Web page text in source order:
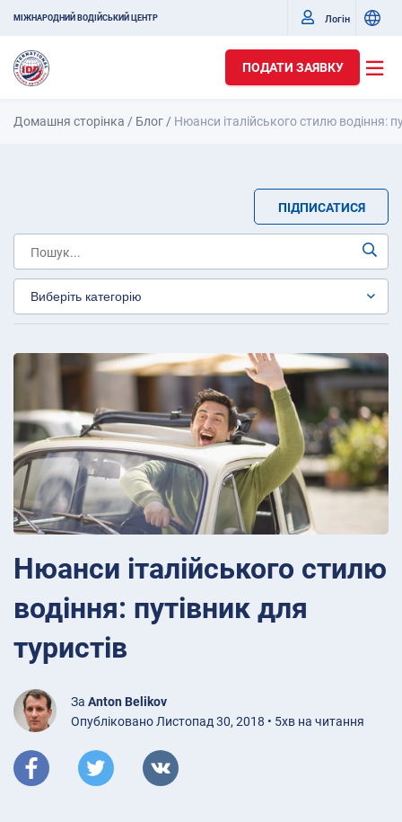
МІЖНАРОДНИЙ ВОДІЙСЬКИЙ ЦЕНТР Логін
ПОДАТИ ЗАЯВКУ
Домашня сторінка / Блог / Нюанси італійського стилю водіння:
ПІДПИСАТИСЯ
Нюанси італійського стилю
водіння: путівник для
туристів
За Anton Belikov
Опубліковано Листопад 30, 2018 • 5хв на читання